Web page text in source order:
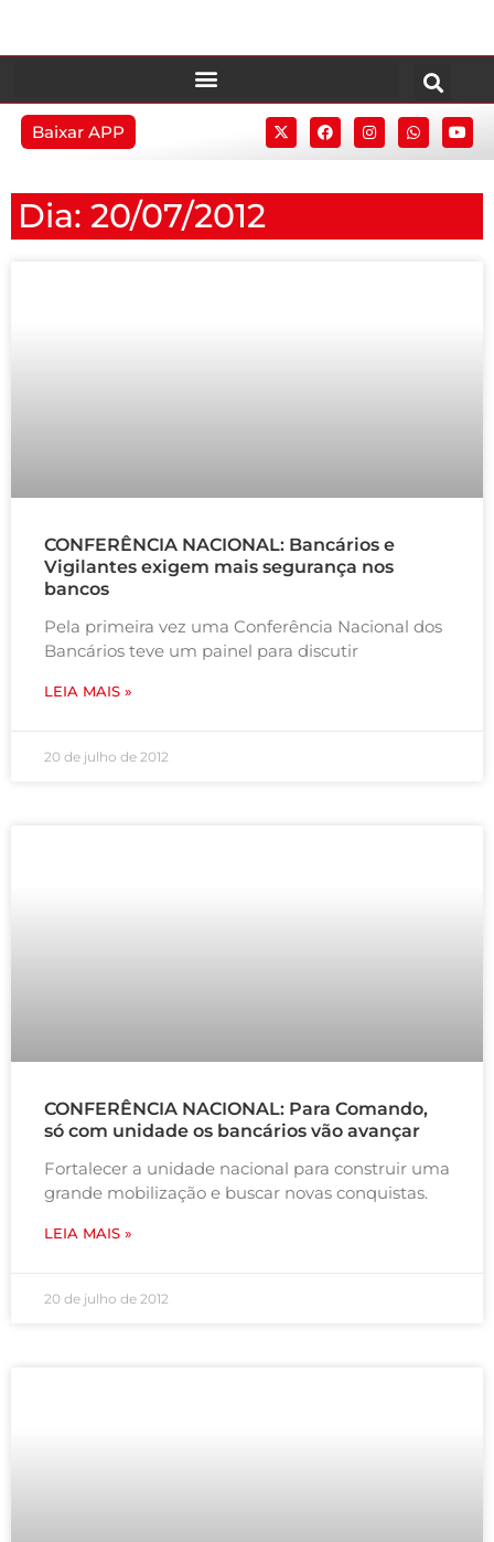
Baixar APP
Dia: 20/07/2012
CONFERÊNCIA NACIONAL: Bancários e
Vigilantes exigem mais segurança nos
bancos
Pela primeira vez uma Conferência Nacional dos
Bancários teve um painel para discutir
LEIA MAIS »
20 de julho de 2012
CONFERÊNCIA NACIONAL: Para Comando,
só com unidade os bancários vão avançar
Fortalecer a unidade nacional para construir uma
grande mobilização e buscar novas conquistas.
LEIA MAIS »
20 de julho de 2012